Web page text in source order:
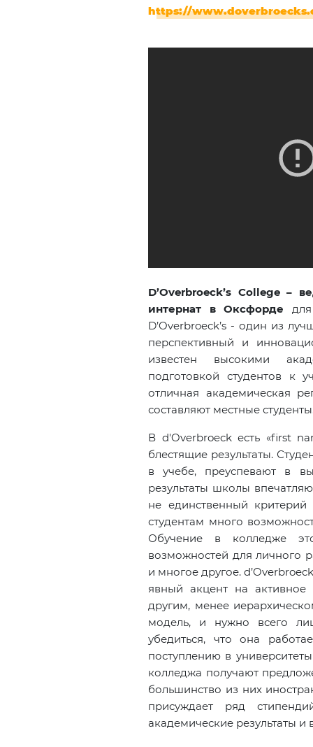
https://www.doverbroecks.
D’Overbroeck’s College –
интернат в Оксфорде
D’Overbroeck’s - один из
перспективный и
известен высокими
подготовкой студентов к
отличная академическая
составляют местные
В d'Overbroeck есть «first
блестящие результаты.
в учебе, преуспевают в
результаты школы
не единственный
студентам много
Обучение в колледже
возможностей для личного
и многое другое.
явный акцент на активное
другим, менее
модель, и нужно всего
убедиться, что она
поступлению в
колледжа получают
большинство из них
присуждает ряд
академические результаты